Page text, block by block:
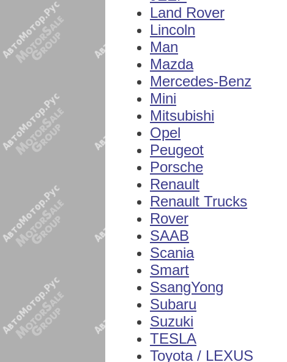
Land Rover
Lincoln
Man
Mazda
Mercedes-Benz
Mini
Mitsubishi
Opel
Peugeot
Porsche
Renault
Renault Trucks
Rover
SAAB
Scania
Smart
SsangYong
Subaru
Suzuki
TESLA
Toyota / LEXUS